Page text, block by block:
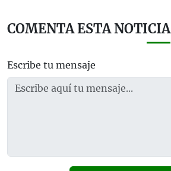
COMENTA ESTA NOTICIA
Escribe tu mensaje